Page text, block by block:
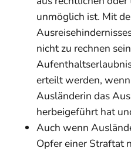
unmöglich ist. Mit
nicht zu rechnen
erteilt werden,
Ausländerin das
herbeigeführt hat
Auch wenn
Opfer einer Straftat